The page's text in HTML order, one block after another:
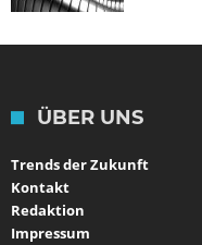
ÜBER UNS
Trends der Zukunft
Kontakt
Redaktion
Impressum